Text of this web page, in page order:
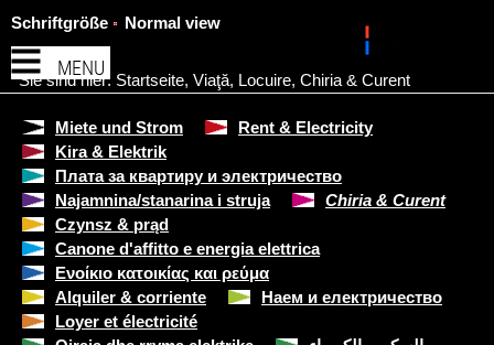
MENU
Schriftgröße Normal view
Sie sind hier: Startseite, Viaţă, Locuire, Chiria & Curent
Miete und Strom
Rent & Electricity
Kira & Elektrik
Плата за квартиру и электричество
Najamnina/stanarina i struja
Chiria & Curent
Czynsz & prąd
Canone d'affitto e energia elettrica
Ενοίκιο κατοικίας και ρεύμα
Alquiler & corriente
Наем и електричество
Loyer et électricité